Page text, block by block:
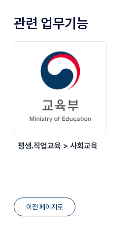
관련 업무기능
평생.직업교육 > 사회교육
이전 페이지로